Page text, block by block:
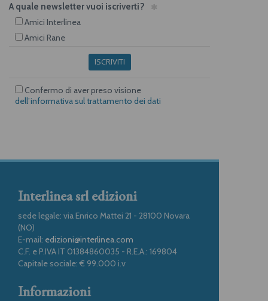
A quale newsletter vuoi iscriverti?
Amici Interlinea
Amici Rane
ISCRIVITI
Confermo di aver preso visione
dell’informativa sul trattamento dei dati
Interlinea srl edizioni
sede legale: via Enrico Mattei 21 - 28100 Novara
(NO)
E-mail: edizioni@interlinea.com
C.F. e P.IVA IT 01384860035 - R.E.A.: 169804
Capitale sociale: € 99.000 i.v
Informazioni